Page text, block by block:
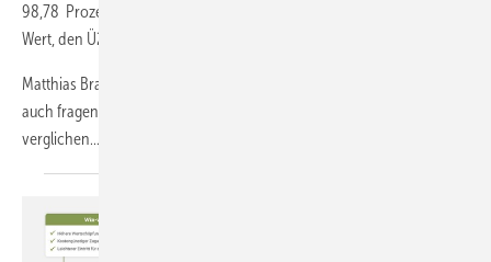
98,78 Prozent technische Verfügbarkeit erreicht. Ist das auch ein
Wert, den Ü20-Anlagen erzielen könnten?
Matthias Brandt: Technische Verfügbarkeit ist nicht alles. Man muss
auch fragen, was man dafür bezahlt. Das heißt, es wird immer
verglichen...